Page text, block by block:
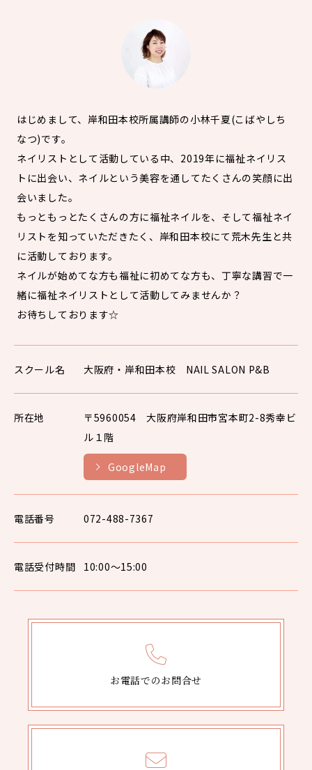
はじめまして、岸和田本校所属講師の小林千夏(こばやしち
なつ)です。
ネイリストとして活動している中、2019年に福祉ネイリス
トに出会い、ネイルという美容を通してたくさんの笑顔に出
会いました。
もっともっとたくさんの方に福祉ネイルを、そして福祉ネイ
リストを知っていただきたく、岸和田本校にて荒木先生と共
に活動しております。
ネイルが始めてな方も福祉に初めてな方も、丁寧な講習で一
緒に福祉ネイリストとして活動してみませんか？
お待ちしております☆
スクール名 大阪府・岸和田本校 NAIL SALON P&B
所在地
〒5960054 大阪府岸和田市宮本町2-8秀幸ビ
ル１階
GoogleMap
電話番号 072-488-7367
電話受付時間 10:00〜15:00
お電話でのお問合せ